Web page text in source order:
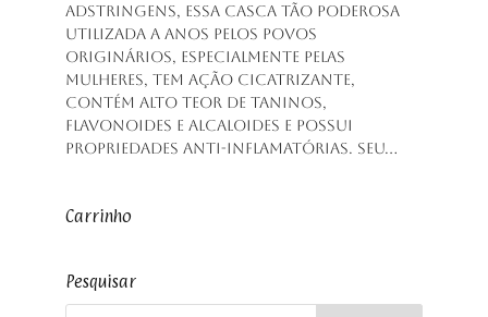
adstringens, essa casca tão poderosa
utilizada a anos pelos povos
originários, especialmente pelas
mulheres, tem ação cicatrizante,
contém alto teor de taninos,
flavonoides e alcaloides e possui
propriedades anti-inflamatórias. Seu...
Carrinho
Pesquisar